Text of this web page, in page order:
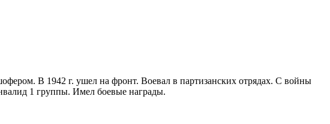
В 1942 г. ушел на фронт. Воевал в партизанских отрядах. С войны
1 группы. Имел боевые награды.